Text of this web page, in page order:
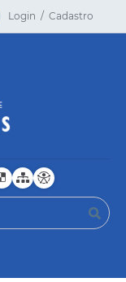
Login / Cadastro